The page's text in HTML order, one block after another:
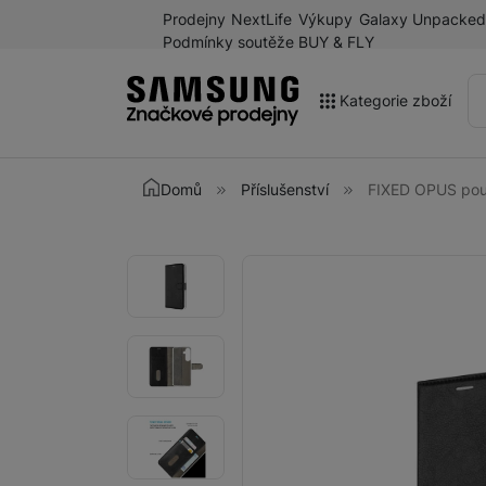
Prodejny NextLife Výkupy Galaxy Unpacked
Podmínky soutěže BUY & FLY
Kategorie zboží
Akce
Mobilní telefony
Chytré hodinky
Sluchátka
Domů Příslušenství FIXED OPUS
Fotografie